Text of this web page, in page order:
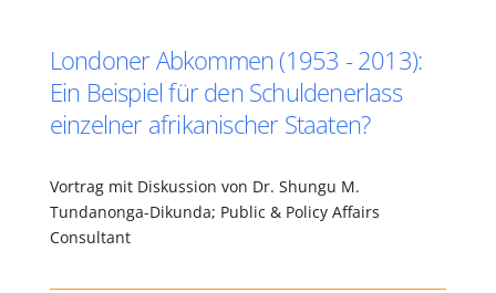
Londoner Abkommen (1953 - 2013):
Ein Beispiel für den Schuldenerlass
einzelner afrikanischer Staaten?
Vortrag mit Diskussion von Dr. Shungu M.
Tundanonga-Dikunda; Public & Policy Affairs
Consultant